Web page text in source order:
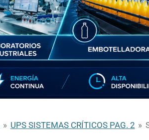
» UPS SISTEMAS CRÍTICOS PAG. 2 »